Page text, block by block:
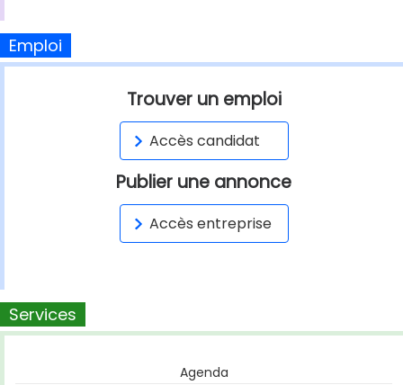
Emploi
Trouver un emploi
Accès candidat
Publier une annonce
Accès entreprise
Services
Agenda